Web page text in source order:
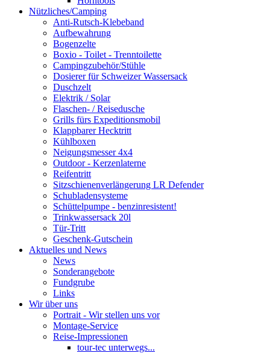
Nützliches/Camping
Anti-Rutsch-Klebeband
Aufbewahrung
Bogenzelte
Boxio - Toilet - Trenntoilette
Campingzubehör/Stühle
Dosierer für Schweizer Wassersack
Duschzelt
Elektrik / Solar
Flaschen- / Reisedusche
Grills fürs Expeditionsmobil
Klappbarer Hecktritt
Kühlboxen
Neigungsmesser 4x4
Outdoor - Kerzenlaterne
Reifentritt
Sitzschienenverlängerung LR Defender
Schubladensysteme
Schüttelpumpe - benzinresistent!
Trinkwassersack 20l
Tür-Tritt
Geschenk-Gutschein
Aktuelles und News
News
Sonderangebote
Fundgrube
Links
Wir über uns
Portrait - Wir stellen uns vor
Montage-Service
Reise-Impressionen
tour-tec unterwegs...